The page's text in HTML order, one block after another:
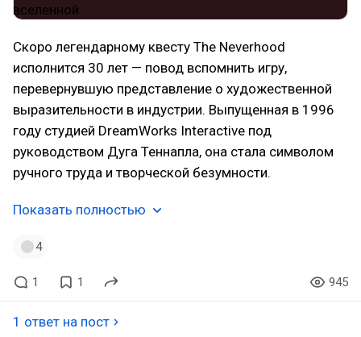
Скоро легендарному квесту The Neverhood
исполнится 30 лет — повод вспомнить игру,
перевернувшую представление о художественной
выразительности в индустрии. Выпущенная в 1996
году студией DreamWorks Interactive под
руководством Дуга Теннапла, она стала символом
ручного труда и творческой безумности.
Показать полностью
4
1 1 945
1 ответ на пост